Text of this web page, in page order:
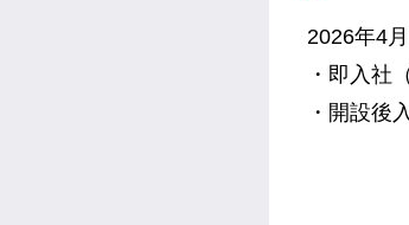
2026年4
・即入社
・開設後